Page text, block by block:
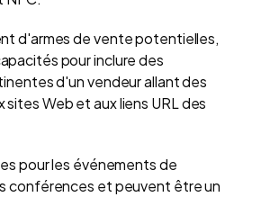
d'armes de vente potentielles,
pour inclure des
d'un vendeur allant des
Web et aux liens URL des
pour les événements de
conférences et peuvent être un